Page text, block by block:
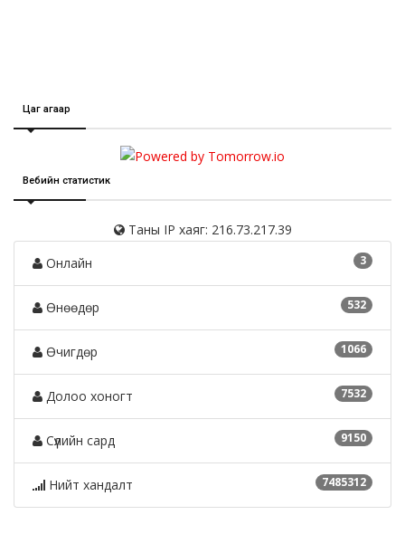
Цаг агаар
Вебийн статистик
Таны IP хаяг: 216.73.217.39
3
Онлайн
532
Өнөөдөр
1066
Өчигдөр
7532
Долоо хоногт
9150
Сүүлийн сард
7485312
Нийт хандалт